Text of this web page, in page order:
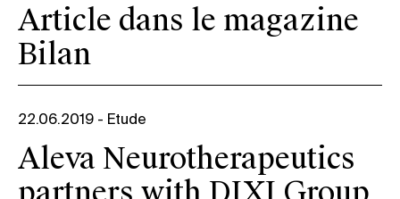
Article dans le magazine
Bilan
22.06.2019 - Etude
Aleva Neurotherapeutics